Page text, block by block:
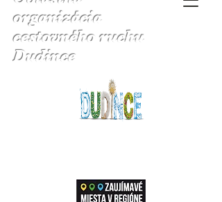
organizácia
cestovného ruchu
Dudince